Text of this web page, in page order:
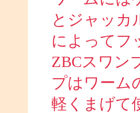
とジャッカ
によってフ
ZBCスワン
プはワーム
軽くまげて